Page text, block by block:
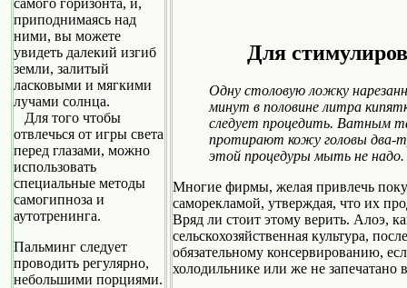
самого горизонта, и,
приподнимаясь над
ними, вы можете
увидеть далекий изгиб
земли, залитый
ласковыми и мягкими
лучами солнца.
Для того чтобы
отвлечься от игры света
перед глазами, можно
использовать
специальные методы
самогипноза и
аутотренинга.
Пальминг следует
проводить регулярно,
небольшими порциями.
Для
Одну столовую ложку
минут в половине литра
следует процедить. Ватным
протирают кожу головы два-
этой процедуры мыть не надо.
Многие фирмы, желая привлечь
саморекламой, утверждая, что их
Вряд ли стоит этому верить. Алоэ,
сельскохозяйственная культура,
обязательному консервированию,
холодильнике или же не запечатано